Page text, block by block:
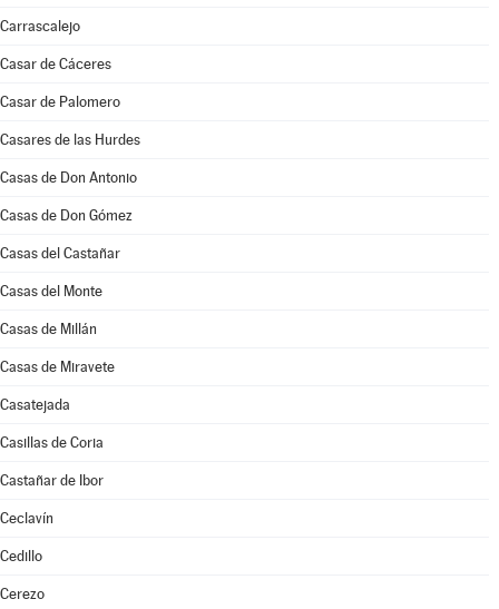
Carrascalejo
Casar de Cáceres
Casar de Palomero
Casares de las Hurdes
Casas de Don Antonio
Casas de Don Gómez
Casas del Castañar
Casas del Monte
Casas de Millán
Casas de Miravete
Casatejada
Casillas de Coria
Castañar de Ibor
Ceclavín
Cedillo
Cerezo